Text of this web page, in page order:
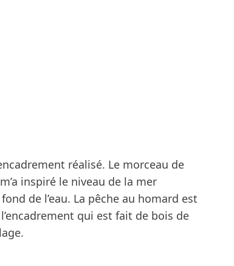
réalisé. Le morceau de
inspiré le niveau de la mer
de l’eau. La pêche au homard est
qui est fait de bois de